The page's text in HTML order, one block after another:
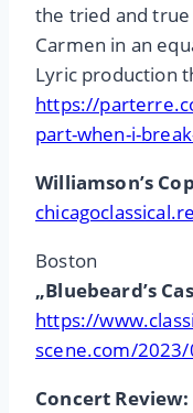
the tried and
Carmen in an
Lyric production
https://
part-when-i-
Williamson’s
Boston
„Bluebeard’s
https://
scene.com/
Concert Review: